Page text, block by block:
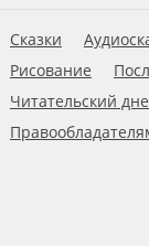
Сказки
Рисование
Читательский